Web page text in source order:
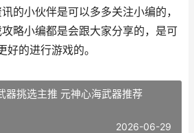
的小伙伴是可以多多关注小编的，
略小编都是会跟大家分享的，是可
好的进行游戏的。
器挑选主推 元神心海武器推荐
2026-06-29